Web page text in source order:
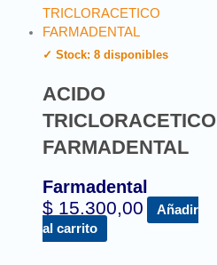
✓ Stock: 8 disponibles
ACIDO
TRICLORACETICO
FARMADENTAL
Farmadental
$ 15.300,00
Añadir
al carrito